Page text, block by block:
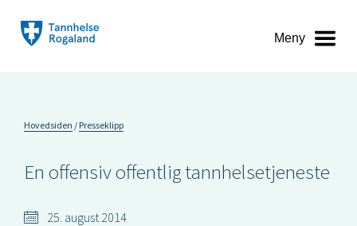
Meny
Hovedsiden Presseklipp
En offensiv offentlig tannhelsetjeneste
25. august 2014